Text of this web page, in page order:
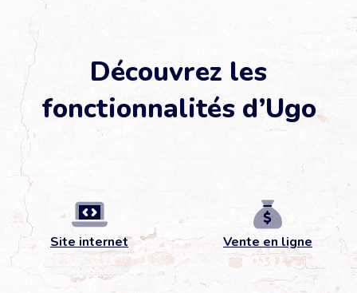
Découvrez les
fonctionnalités d’Ugo
Site internet Vente en ligne